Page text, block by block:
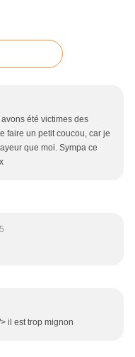
été victimes des
faire un petit coucou, car je
que moi. Sympa ce
il est trop mignon